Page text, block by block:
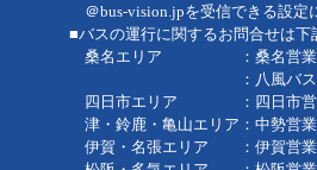
＠bus-vision.jpを受信できる設定
■バスの運行に関するお問合せは下
桑名エリア ：桑名営業
：八風バス
四日市エリア ：四日市営
津・鈴鹿・亀山エリア：中勢営
伊賀・名張エリア ：伊賀営